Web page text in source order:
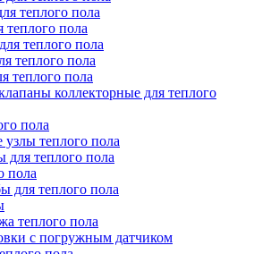
теплого пола
теплого пола
теплого пола
теплого пола
теплого пола
коллекторные для теплого
пола
теплого пола
для теплого пола
пола
для теплого пола
теплого пола
с погружным датчиком